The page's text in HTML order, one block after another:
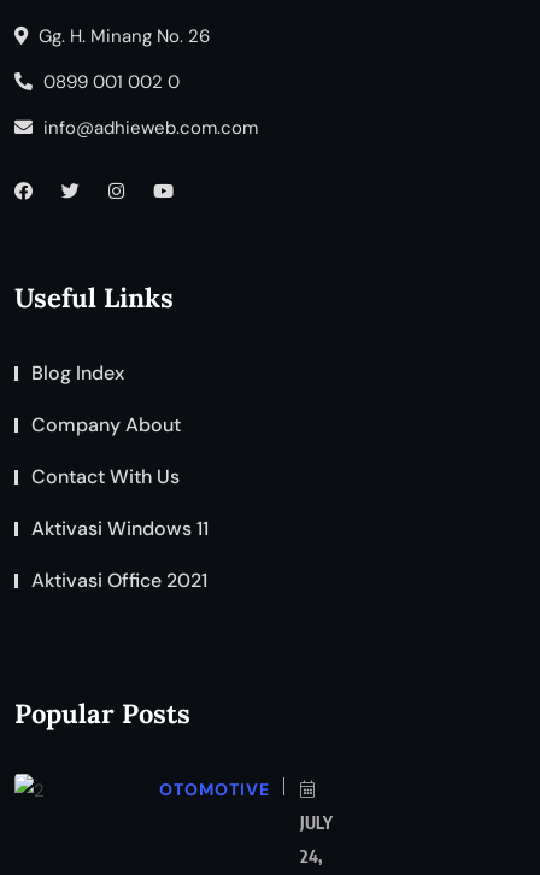
Gg. H. Minang No. 26
0899 001 002 0
info@adhieweb.com.com
Useful Links
Blog Index
Company About
Contact With Us
Aktivasi Windows 11
Aktivasi Office 2021
Popular Posts
OTOMOTIVE
JULY
24,